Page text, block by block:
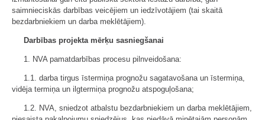
saimnieciskās darbības veicējiem un iedzīvotājiem (tai skaitā
bezdarbniekiem un darba meklētājiem).
Darbības projekta mērķu sasniegšanai
1. NVA pamatdarbības procesu pilnveidošana:
1.1. darba tirgus īstermiņa prognožu sagatavošana un īstermiņa,
vidēja termiņa un ilgtermiņa prognožu atspoguļošana;
1.2. NVA, sniedzot atbalstu bezdarbniekiem un darba meklētājiem,